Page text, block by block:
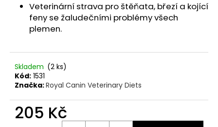
hvězdiček.Veterinární strava pro štěňata, březí a kojící
feny se žaludečními problémy všech
plemen.
Skladem (2 ks)
Kód: 1531
Značka:Royal Canin Veterinary Diets
205 Kč
p
o
u
u